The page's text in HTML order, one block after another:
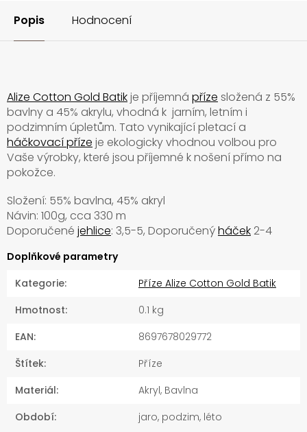
Popis Hodnocení
Alize Cotton Gold Batikje příjemná příze složená z 55%
bavlny a 45% akrylu, vhodná k jarním, letním i
podzimním úpletům. Tato vynikající pletací a
háčkovací příze je ekologicky vhodnou volbou pro
Vaše výrobky, které jsou příjemné k nošení přímo na
pokožce.
Složení: 55% bavlna, 45% akryl
Návin: 100g, cca 330 m
Doporučené jehlice: 3,5-5, Doporučenýháček 2-4
Doplňkové parametry
Kategorie:
Příze Alize Cotton Gold Batik
Hmotnost:
0.1 kg
EAN:
8697678029772
Štítek:
Příze
Materiál:
Akryl, Bavlna
Období: jaro, podzim, léto